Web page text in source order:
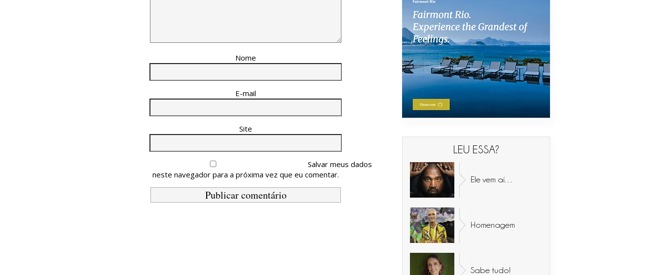
Nome
E-mail
Site
Salvar meus dados
neste navegador para a próxima vez que eu comentar.
LEU ESSA?
Ele vem aí…
Homenagem
Sabe tudo!